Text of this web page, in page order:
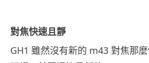
對焦快速且靜
GH1 雖然沒有新的 m43 對焦那